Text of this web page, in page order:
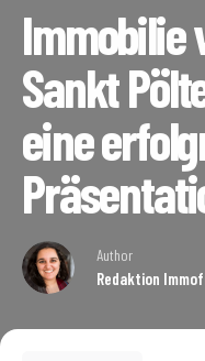
Immobilie
Sankt
eine
Author
Redaktion